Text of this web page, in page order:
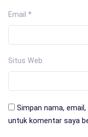
Email *
Situs Web
Simpan nama,
untuk komentar saya